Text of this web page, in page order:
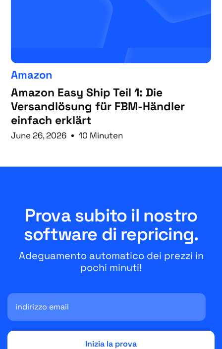
Amazon
Amazon Easy Ship Teil 1: Die
Versandlösung für FBM-Händler
einfach erklärt
June 26, 2026 10 Minuten
Prova subito il nostro
software di repricing.
Adeguamento automatico dei prezzi in
pochi minuti!